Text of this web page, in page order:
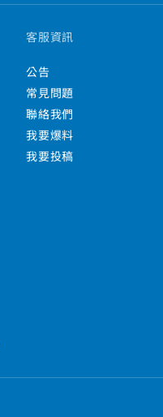
客服資訊
公告
常見問題
聯絡我們
我要爆料
我要投稿